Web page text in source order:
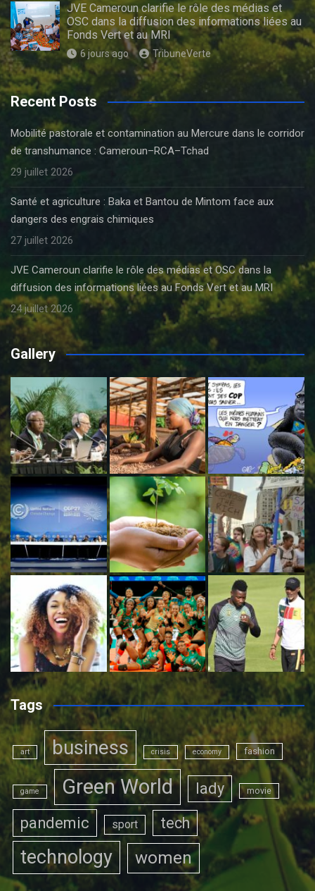
JVE Cameroun clarifie le rôle des médias et
OSC dans la diffusion des informations liées au
Fonds Vert et au MRI
6 jours ago TribuneVerte
Recent Posts
Mobilité pastorale et contamination au Mercure dans le corridor
de transhumance : Cameroun–RCA–Tchad
29 juillet 2026
Santé et agriculture : Baka et Bantou de Mintom face aux
dangers des engrais chimiques
27 juillet 2026
JVE Cameroun clarifie le rôle des médias et OSC dans la
diffusion des informations liées au Fonds Vert et au MRI
24 juillet 2026
Gallery
Tags
art business crisis economy fashion
game Green World lady movie
pandemic sport tech
technology women